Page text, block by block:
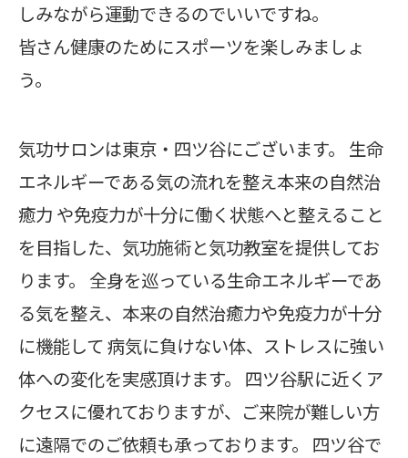
しみながら運動できるのでいいですね。
皆さん健康のためにスポーツを楽しみましょ
う。
気功サロンは東京・四ツ谷にございます。 生命
エネルギーである気の流れを整え本来の自然治
癒力 や免疫力が十分に働く状態へと整えること
を目指した、気功施術と気功教室を提供してお
ります。 全身を巡っている生命エネルギーであ
る気を整え、本来の自然治癒力や免疫力が十分
に機能して 病気に負けない体、ストレスに強い
体への変化を実感頂けます。 四ツ谷駅に近くア
クセスに優れておりますが、ご来院が難しい方
に遠隔でのご依頼も承っております。 四ツ谷で